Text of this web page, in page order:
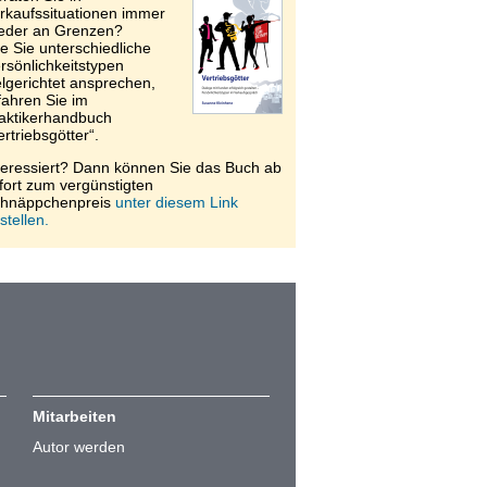
immer
an Grenzen?
Sie unterschiedliche
ansprechen,
Sie im
Dann können Sie das Buch ab
zum vergünstigten
unter diesem Link
Mitarbeiten
Autor werden